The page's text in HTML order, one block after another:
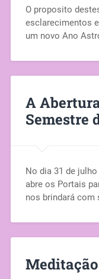
O proposito
esclarecimentos
um novo Ano
A
Semestre
No dia 31 de
abre os Portais
nos brindará com